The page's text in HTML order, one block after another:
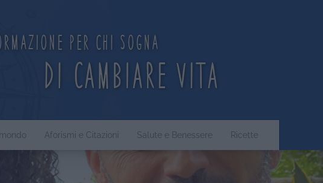
per chi sogna
di cambiare vita
Aforismi e Citazioni Salute e Benessere Ricette